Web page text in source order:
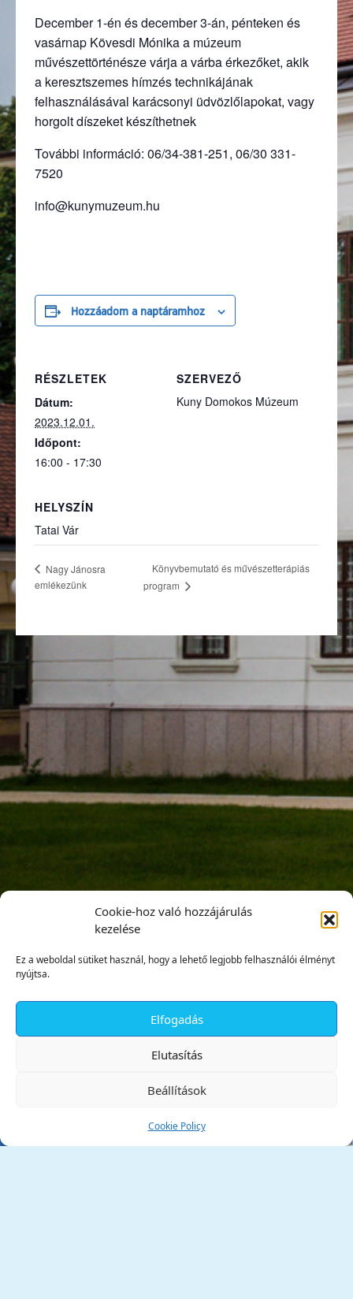
Cookie-hoz való hozzájárulás
kezelése
Ez a weboldal sütiket használ, hogy a lehető legjobb felhasználói élményt
nyújtsa.
Elfogadás
Elutasítás
Beállítások
Cookie Policy
December 1-én és december 3-án, pénteken és
vasárnap Kövesdi Mónika a múzeum
művészettörténésze várja a várba érkezőket, akik
a keresztszemes hímzés technikájának
felhasználásával karácsonyi üdvözlőlapokat, vagy
horgolt díszeket készíthetnek
További információ: 06/34-381-251, 06/30 331-
7520
info@kunymuzeum.hu
Hozzáadom a naptáramhoz
RÉSZLETEK
Dátum:
2023.12.01.
Időpont:
16:00 - 17:30
SZERVEZŐ
Kuny Domokos Múzeum
HELYSZÍN
Tatai Vár
Nagy Jánosra
emlékezünk
Könyvbemutató és művészetterápiás
program
Tata Város Önkormányzata
✕